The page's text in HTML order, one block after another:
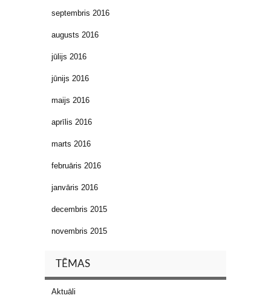
septembris 2016
augusts 2016
jūlijs 2016
jūnijs 2016
maijs 2016
aprīlis 2016
marts 2016
februāris 2016
janvāris 2016
decembris 2015
novembris 2015
TĒMAS
Aktuāli